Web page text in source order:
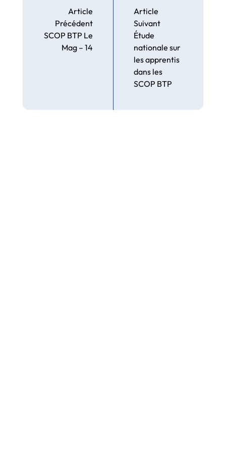
Article
Précédent
SCOP BTP Le
Mag – 14
Article
Suivant
Étude
nationale sur
les apprentis
dans les
SCOP BTP